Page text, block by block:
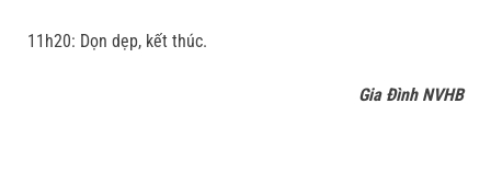
11h20: Dọn dẹp, kết thúc.
Gia Đình NVHB